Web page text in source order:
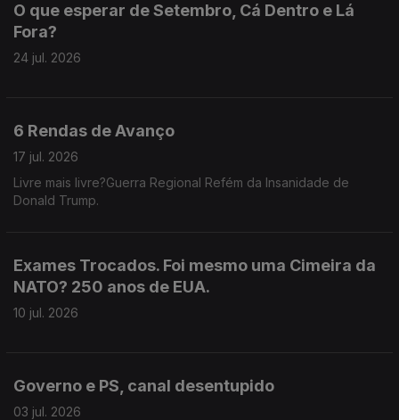
O que esperar de Setembro, Cá Dentro e Lá
Fora?
24 jul. 2026
6 Rendas de Avanço
17 jul. 2026
Livre mais livre?Guerra Regional Refém da Insanidade de
Donald Trump.
Exames Trocados. Foi mesmo uma Cimeira da
NATO? 250 anos de EUA.
10 jul. 2026
Governo e PS, canal desentupido
03 jul. 2026